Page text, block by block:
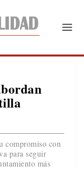
compromiso con
para seguir
más